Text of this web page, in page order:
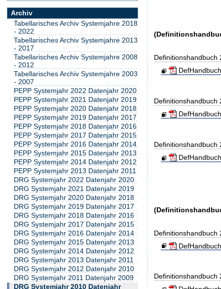
Definitionshandbuch
Definitionshandbuch
Definitionshandbuch
Definitionshandbuch
Definitionshandbuch
Archiv
Tabellarisches Archiv Systemjahre 2018
- 2022
Tabellarisches Archiv Systemjahre 2013
- 2017
Tabellarisches Archiv Systemjahre 2008
- 2012
Tabellarisches Archiv Systemjahre 2003
- 2007
PEPP Systemjahr 2022 Datenjahr 2020
PEPP Systemjahr 2021 Datenjahr 2019
PEPP Systemjahr 2020 Datenjahr 2018
PEPP Systemjahr 2019 Datenjahr 2017
PEPP Systemjahr 2018 Datenjahr 2016
PEPP Systemjahr 2017 Datenjahr 2015
PEPP Systemjahr 2016 Datenjahr 2014
PEPP Systemjahr 2015 Datenjahr 2013
PEPP Systemjahr 2014 Datenjahr 2012
PEPP Systemjahr 2013 Datenjahr 2011
DRG Systemjahr 2022 Datenjahr 2020
DRG Systemjahr 2021 Datenjahr 2019
DRG Systemjahr 2020 Datenjahr 2018
DRG Systemjahr 2019 Datenjahr 2017
DRG Systemjahr 2018 Datenjahr 2016
DRG Systemjahr 2017 Datenjahr 2015
DRG Systemjahr 2016 Datenjahr 2014
DRG Systemjahr 2015 Datenjahr 2013
DRG Systemjahr 2014 Datenjahr 2012
DRG Systemjahr 2013 Datenjahr 2011
DRG Systemjahr 2012 Datenjahr 2010
DRG Systemjahr 2011 Datenjahr 2009
DRG Systemjahr 2010 Datenjahr